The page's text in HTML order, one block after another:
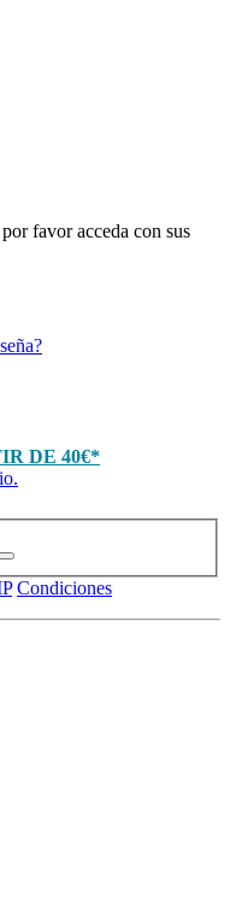
favor acceda con sus
DE 40€*
Condiciones